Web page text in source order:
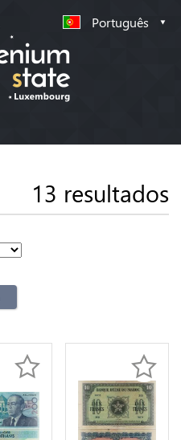
Português
13 resultados